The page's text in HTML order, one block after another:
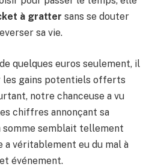
à gratter sans se douter
sa vie.
quelques euros seulement, il
les gains potentiels offerts
notre chanceuse a vu
chiffres annonçant sa
somme semblait tellement
a véritablement eu du mal à
événement.